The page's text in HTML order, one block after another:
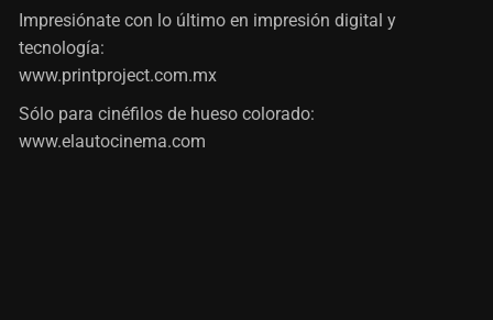
Impresiónate con lo último en impresión digital y
tecnología:
www.printproject.com.mx
Sólo para cinéfilos de hueso colorado:
www.elautocinema.com